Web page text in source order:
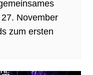
November
zum ersten